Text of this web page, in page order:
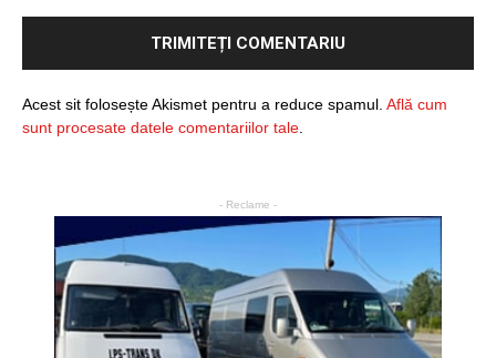
Acest sit folosește Akismet pentru a reduce spamul. Află cum
sunt procesate datele comentariilor tale.
- Reclame -